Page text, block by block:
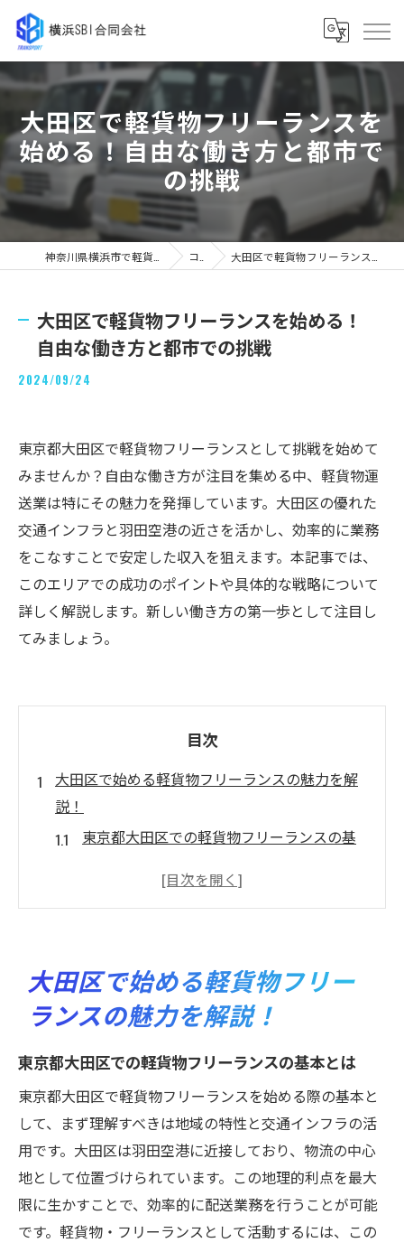
大田区で軽貨物フリーランスを
始める！自由な働き方と都市で
の挑戦
コラム 大田区で軽貨物フリーランスを始める！自由な働き方と都市での挑戦
大田区で軽貨物フリーランスを始める！
自由な働き方と都市での挑戦
2024/09/24
東京都大田区で軽貨物フリーランスとして挑戦を始めて
みませんか？自由な働き方が注目を集める中、軽貨物運
送業は特にその魅力を発揮しています。大田区の優れた
交通インフラと羽田空港の近さを活かし、効率的に業務
をこなすことで安定した収入を狙えます。本記事では、
このエリアでの成功のポイントや具体的な戦略について
詳しく解説します。新しい働き方の第一歩として注目し
てみましょう。
目次
大田区で始める軽貨物フリーランスの魅力を解
説！
東京都大田区での軽貨物フリーランスの基
羽田空港近くでの物流ビジネスの優位性
大田区における軽貨物フリーランスの競争
力
優れた交通インフラを活用した大田区での軽貨
物フリーランス
大田区の交通網をビジネスに活かす方法
効率的な配送ルートの計画と実践
大田区での公共交通機関との連携
道路網を活用した配送時間短縮のテクニッ
大田区で始める軽貨物フリー
ランスの魅力を解説！
東京都大田区での軽貨物フリーランスの基本とは
東京都大田区で軽貨物フリーランスを始める際の基本と
して、まず理解すべきは地域の特性と交通インフラの活
用です。大田区は羽田空港に近接しており、物流の中心
地として位置づけられています。この地理的利点を最大
限に生かすことで、効率的に配送業務を行うことが可能
です。軽貨物・フリーランスとして活動するには、この